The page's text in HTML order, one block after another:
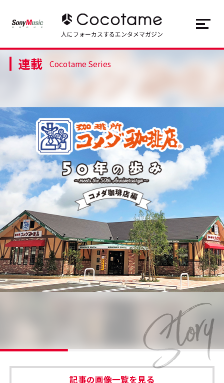
トップ Top
連載一覧 Series
Cocotameとは About
#エンタメ業界のちょっといい話
#サステナブルな取り組み #スタッフが語る
運営会社 プライバシーポリシー
本サイトご利用にあたって Cookie Settings
JP EN
人にフォーカスするエンタメマガジン
連載 Cocotame Series
記事の画像一覧を見る